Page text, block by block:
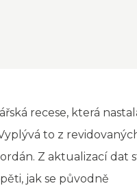
recese, která
to z
Z aktualizací dat
jak se původně